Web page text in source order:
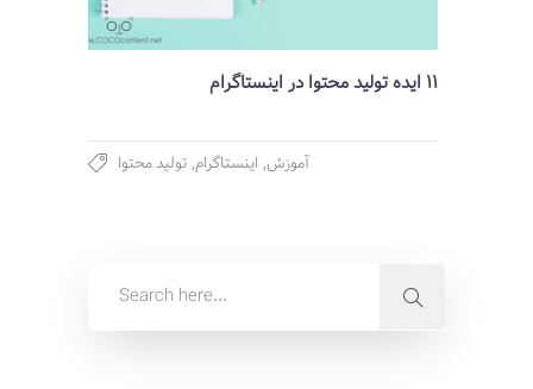
11 ایده تولید محتوا در اینستاگرام
آموزش, اینستاگرام, تولید محتوا